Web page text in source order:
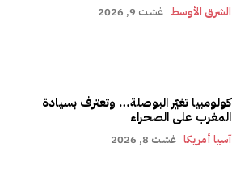
الشرق الأوسط غشت 9, 2026
كولومبيا تغيّر البوصلة… وتعترف بسيادة
المغرب على الصحراء
آسيا أمريكا غشت 8, 2026